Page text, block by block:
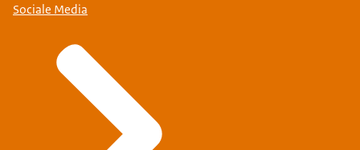
Sociale Media